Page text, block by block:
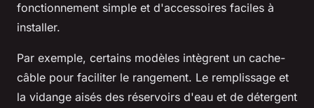
fonctionnement simple et d'accessoires faciles à
installer.
Par exemple, certains modèles intègrent un cache-
câble pour faciliter le rangement. Le remplissage et
la vidange aisés des réservoirs d'eau et de détergent